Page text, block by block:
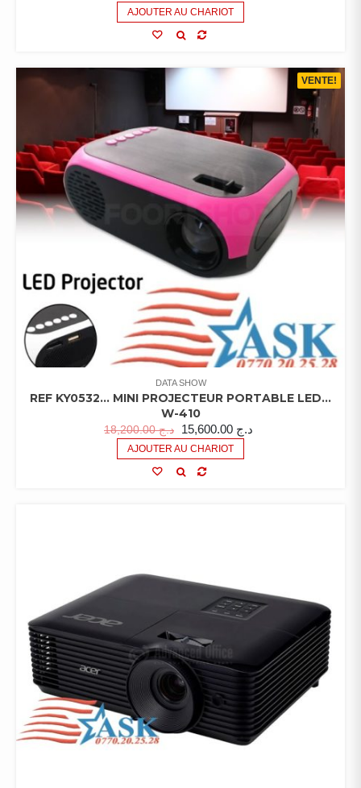
AJOUTER AU CHARIOT
VENTE!
DATA SHOW
REF KY0532… MINI PROJECTEUR PORTABLE LED…
W-410
د.ج18,200.00 د.ج
AJOUTER AU CHARIOT